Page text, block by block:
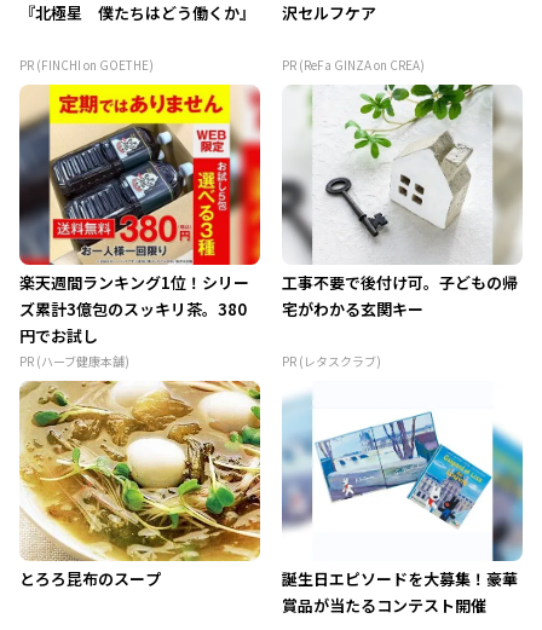
『北極星 僕たちはどう働くか』
PR (FINCHI on GOETHE)
沢セルフケア
PR (ReFa GINZA on CREA)
楽天週間ランキング1位！シリー
ズ累計3億包のスッキリ茶。380
円でお試し
PR (ハーブ健康本舗)
工事不要で後付け可。子どもの帰
宅がわかる玄関キー
PR (レタスクラブ)
とろろ昆布のスープ
誕生日エピソードを大募集！豪華
賞品が当たるコンテスト開催